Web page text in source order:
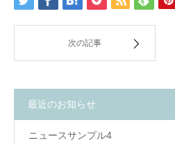
次の記事
最近のお知らせ
ニュースサンプル4